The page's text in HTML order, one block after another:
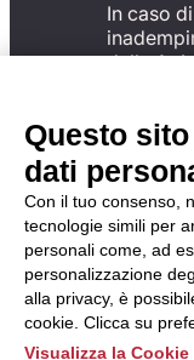
In caso di
della
del
possibile
reclamo
una
descritte
indirizzo
https://
Questo
dati
Con il tuo consenso,
tecnologie simili per
personali come, ad
personalizzazione
alla privacy, è
cookie. Clicca su
Visualizza la